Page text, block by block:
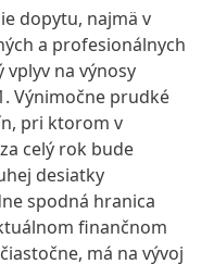
dopytu, najmä v
a profesionálnych
na výnosy
Výnimočne prudké
pri ktorom v
celý rok bude
desiatky
spodná hranica
finančnom
má na vývoj